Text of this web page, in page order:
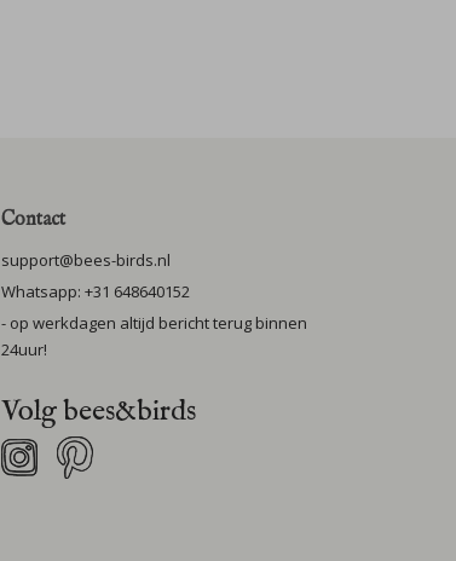
Contact
support@bees-birds.nl
Whatsapp: +31 648640152
- op werkdagen altijd bericht terug binnen
24uur!
Volg bees&birds